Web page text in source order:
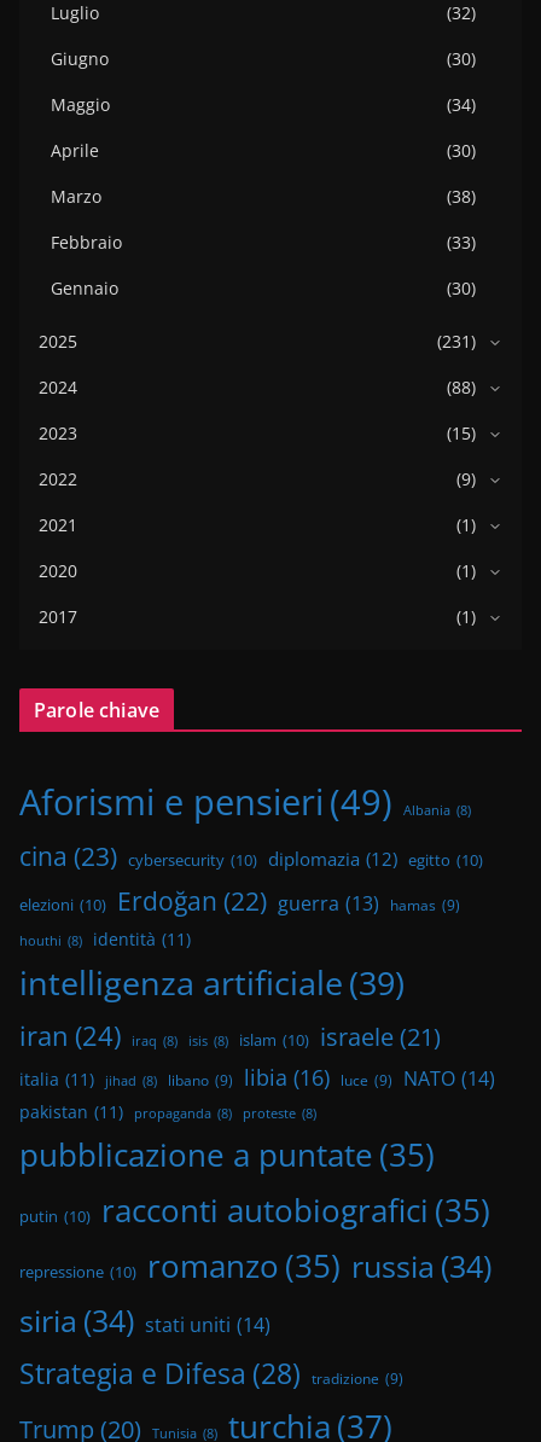
Luglio
(32)
Giugno
(30)
Maggio
(34)
Aprile
(30)
Marzo
(38)
Febbraio
(33)
Gennaio
(30)
2025
(231)
2024
(88)
2023
(15)
2022
(9)
2021
(1)
2020
(1)
2017
(1)
Parole chiave
Aforismi e pensieri (49) Albania (8)
cina (23) cybersecurity (10) diplomazia (12) egitto (10)
elezioni (10) Erdoğan (22) guerra (13) hamas (9)
houthi (8) identità (11)
intelligenza artificiale(39)
iran (24) iraq (8) isis (8) islam (10) israele(21)
italia (11) jihad (8) libano (9) libia (16) luce (9) NATO (14)
pakistan (11) propaganda (8) proteste (8)
pubblicazione a puntate(35)
putin (10) racconti autobiografici (35)
repressione (10) romanzo(35) russia (34)
siria (34) stati uniti (14)
Strategia e Difesa (28) tradizione (9)
Trump (20) Tunisia (8) turchia(37)